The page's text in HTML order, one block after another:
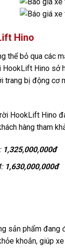
Hino
thể bỏ qua các
Hino sở
bị động cơ
HookLift Hino
hàng tham
1,325,000,000đ
1,630,000,000đ
sản phẩm đang
khoắn, giúp